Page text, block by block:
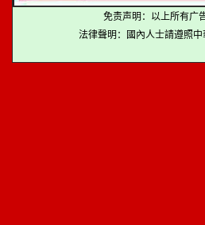
免责声明：以上所有广
法律聲明：國內人士請遵照